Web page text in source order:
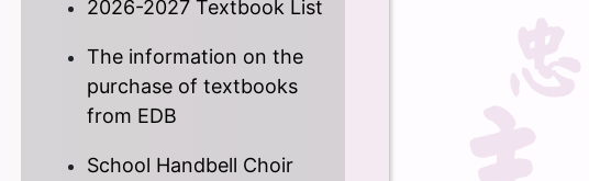
2026-2027 Textbook List
The information on the
purchase of textbooks
from EDB
School Handbell Choir